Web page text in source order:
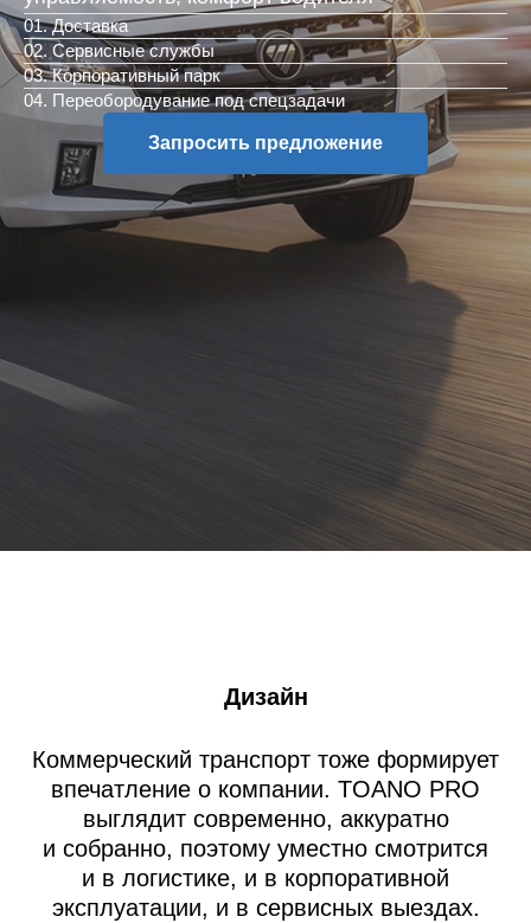
01. Доставка
02. Сервисные службы
03. Корпоративный парк
04. Переобородувание под спецзадачи
Запросить предложение
Дизайн
Коммерческий транспорт тоже формирует
впечатление о компании. TOANO PRO
выглядит современно, аккуратно
и собранно, поэтому уместно смотрится
и в логистике, и в корпоративной
эксплуатации, и в сервисных выездах.